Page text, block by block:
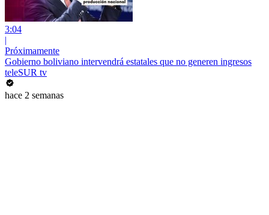
3:04
|
Próximamente
Gobierno boliviano intervendrá estatales que no generen ingresos
teleSUR tv
hace 2 semanas